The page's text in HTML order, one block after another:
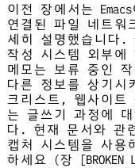
이전 장에서는
연결된 파일 네트워
세히 설명했습니다.
작성 시스템 외부
메모는 보류 중인
다른 정보를 상기
크리스트, 웹사이트
는 글쓰기 과정에
다. 현재 문서와 관
캡처 시스템을 사용
하세요 (장